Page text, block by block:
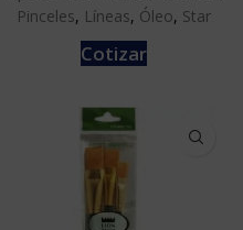
Pinceles, Líneas, Óleo, Star
Cotizar